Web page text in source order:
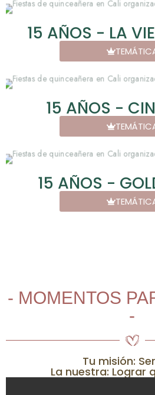
15 AÑOS - LA
15 AÑOS -
15 AÑOS -
- MOMENTOS
-
Tu misión:
La nuestra: Lograr